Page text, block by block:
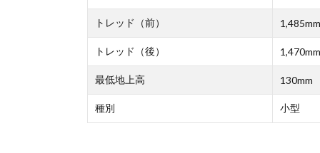
トレッド（前） 1,485mm
トレッド（後） 1,470mm
最低地上高 130mm
種別 小型